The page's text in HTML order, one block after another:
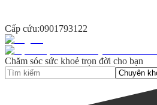
Cấp cứu:0901793122
Chăm sóc sức khoẻ trọn đời cho bạn